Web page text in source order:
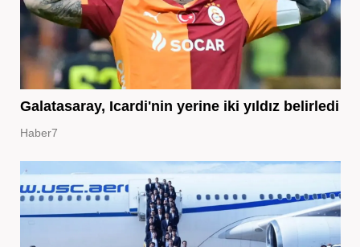
Galatasaray, Icardi'nin yerine iki yıldız belirledi
Haber7